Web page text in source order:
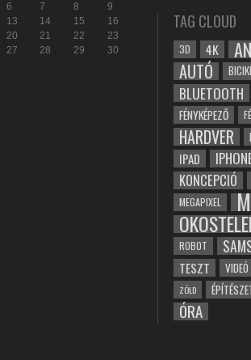
6 7 8
9
13 14 15
16
20 21 22
23
27 28 29
30
TAG CLOUD
3D 4K
AUTÓ
BLUETOOTH
FÉNYKÉPEZŐ
HARDVER
IPAD
KONCEPCIÓ
MEGAPIXEL
ROBOT
TESZT VIDEÓ
ZÖLD
ÓRA